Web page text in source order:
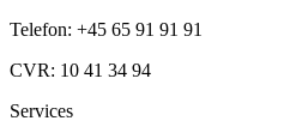
Telefon: +45 65 91 91 91
CVR: 10 41 34 94
Services